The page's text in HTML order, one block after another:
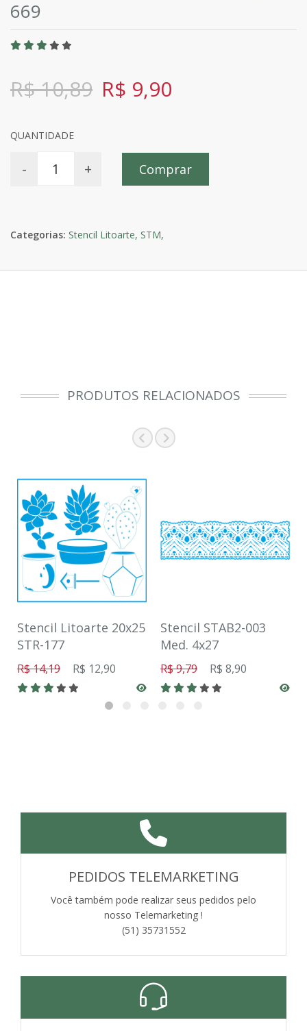
669
R$ 10,89 R$ 9,90
QUANTIDADE
- + Comprar
Categorias: Stencil Litoarte, STM,
PRODUTOS RELACIONADOS
Stencil Litoarte 20x25
STR-177
R$ 14,19 R$ 12,90
Stencil STAB2-003
Med. 4x27
R$ 9,79 R$ 8,90
PEDIDOS TELEMARKETING
Você também pode realizar seus pedidos pelo
nosso Telemarketing !
(51) 35731552